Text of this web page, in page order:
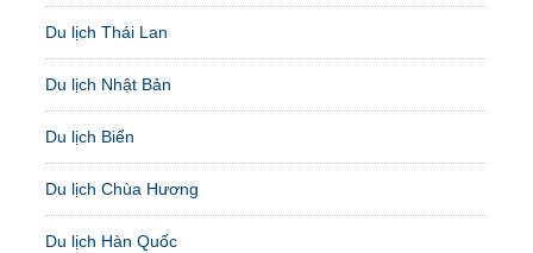
Du lịch Thái Lan
Du lịch Nhật Bản
Du lịch Biển
Du lịch Chùa Hương
Du lịch Hàn Quốc